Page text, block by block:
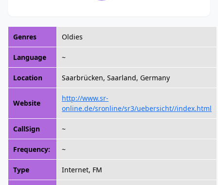
Genres Oldies
Language ~
Location Saarbrücken, Saarland, Germany
Website
http://www.sr-
online.de/sronline/sr3/uebersicht//index.html
CallSign ~
Frequency: ~
Type Internet, FM